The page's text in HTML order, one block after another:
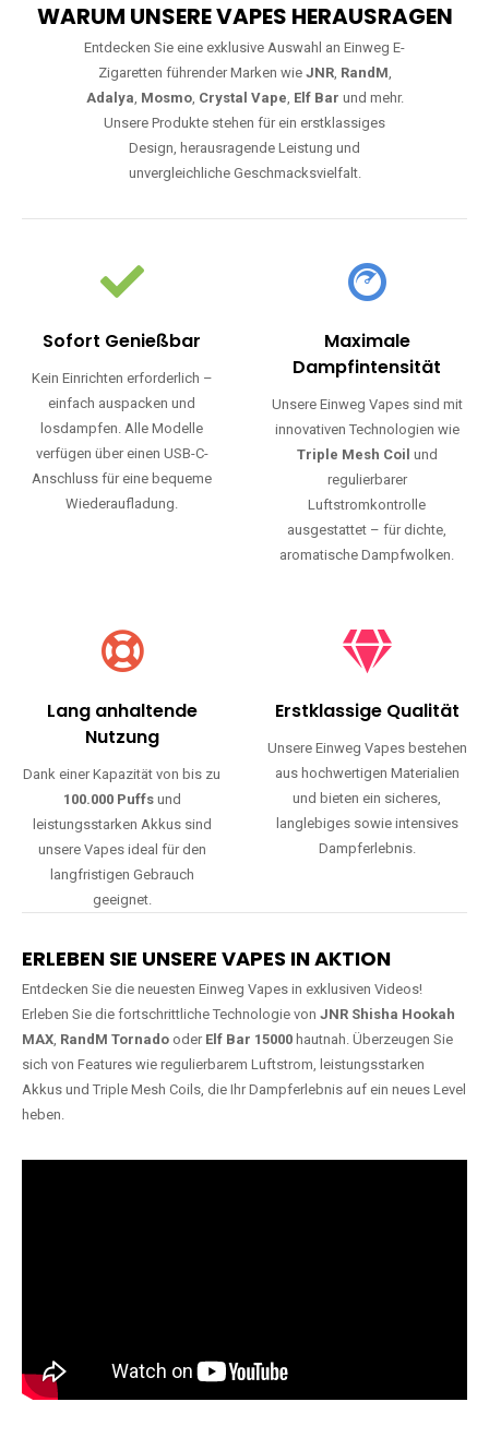
WARUM UNSERE VAPES HERAUSRAGEN
Entdecken Sie eine exklusive Auswahl an Einweg E-
Zigaretten führender Marken wie JNR, RandM,
Adalya, Mosmo, Crystal Vape, Elf Bar und mehr.
Unsere Produkte stehen für ein erstklassiges
Design, herausragende Leistung und
unvergleichliche Geschmacksvielfalt.
Sofort Genießbar
Kein Einrichten erforderlich –
einfach auspacken und
losdampfen. Alle Modelle
verfügen über einen USB-C-
Anschluss für eine bequeme
Wiederaufladung.
Maximale
Dampfintensität
Unsere Einweg Vapes sind mit
innovativen Technologien wie
Triple Mesh Coil und
regulierbarer
Luftstromkontrolle
ausgestattet – für dichte,
aromatische Dampfwolken.
Lang anhaltende
Nutzung
Dank einer Kapazität von bis zu
100.000 Puffsund
leistungsstarken Akkus sind
unsere Vapes ideal für den
langfristigen Gebrauch
geeignet.
Erstklassige Qualität
Unsere Einweg Vapes bestehen
aus hochwertigen Materialien
und bieten ein sicheres,
langlebiges sowie intensives
Dampferlebnis.
ERLEBEN SIE UNSERE VAPES IN AKTION
Entdecken Sie die neuesten Einweg Vapes in exklusiven Videos!
Erleben Sie die fortschrittliche Technologie von JNR Shisha Hookah
MAX, RandM Tornado oder Elf Bar 15000 hautnah. Überzeugen Sie
sich von Features wie regulierbarem Luftstrom, leistungsstarken
Akkus und Triple Mesh Coils, die Ihr Dampferlebnis auf ein neues Level
heben.